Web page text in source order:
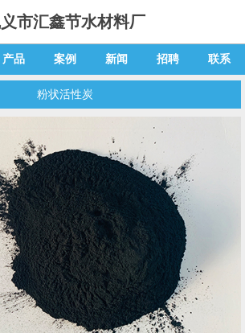
市汇鑫节水材料厂
产品 案例 新闻 招聘 联系
粉状活性炭